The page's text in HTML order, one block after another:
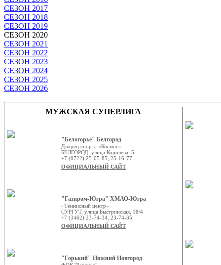
СЕЗОН 2017
СЕЗОН 2018
СЕЗОН 2019
СЕЗОН 2020
СЕЗОН 2021
СЕЗОН 2022
СЕЗОН 2023
СЕЗОН 2024
СЕЗОН 2025
СЕЗОН 2026
МУЖСКАЯ СУПЕРЛИГА
"Белогорье" Белгород
Дворец спорта «Космос»
БЕЛГОРОД, улица Королева, 5
+7 (0722) 25-05-85, 25-16-77.
ОФИЦИАЛЬНЫЙ САЙТ
"Газпром-Югра" ХМАО-Югра
«Теннисный центр»
СУРГУТ, улица Быстринская, 18/4
+7 (3462) 23-74-34, 23-74-35.
ОФИЦИАЛЬНЫЙ САЙТ
"Горький" Нижний Новгород